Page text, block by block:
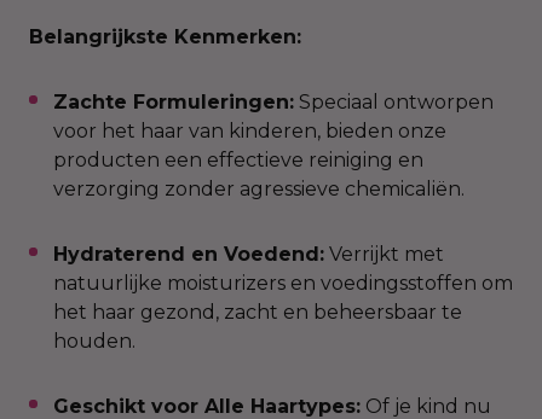
Belangrijkste Kenmerken:
Zachte Formuleringen: Speciaal ontworpen
voor het haar van kinderen, bieden onze
producten een effectieve reiniging en
verzorging zonder agressieve chemicaliën.​
Hydraterend en Voedend: Verrijkt met
natuurlijke moisturizers en voedingsstoffen om
het haar gezond, zacht en beheersbaar te
houden.​
Geschikt voor Alle Haartypes: Of je kind nu